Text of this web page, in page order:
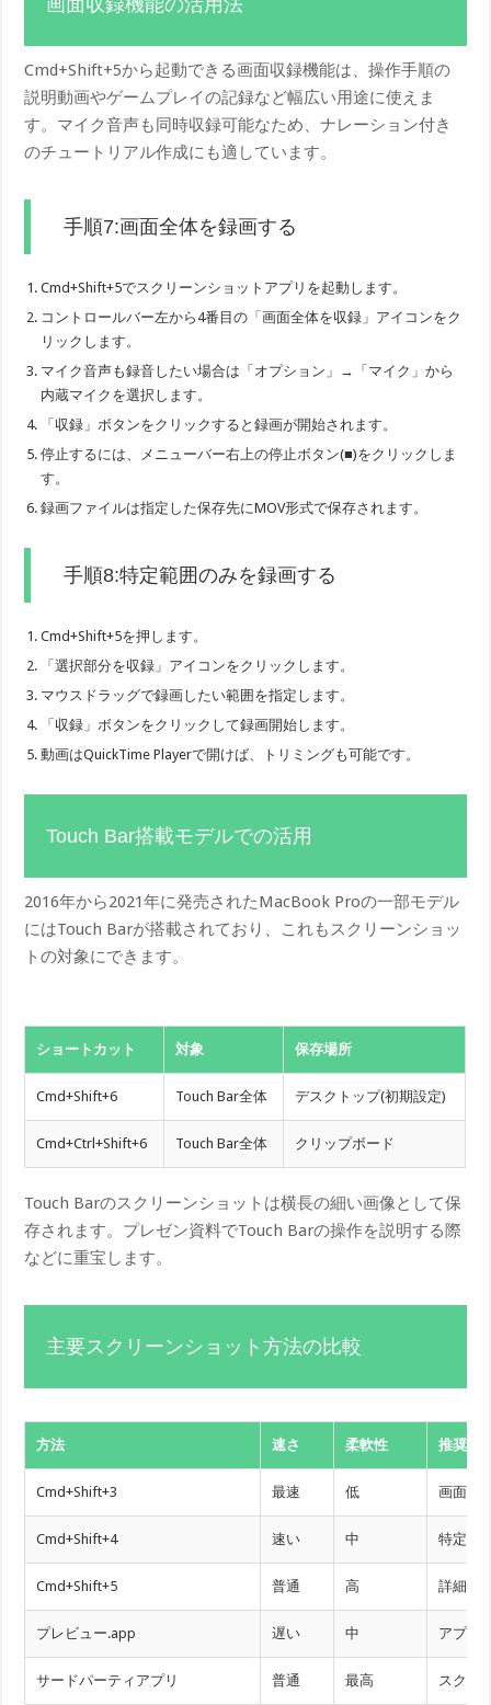
Cmd+Shift+5から起動できる画面収録機能は、操作手順の
説明動画やゲームプレイの記録など幅広い用途に使えま
す。マイク音声も同時収録可能なため、ナレーション付き
のチュートリアル作成にも適しています。
手順7:画面全体を録画する
Cmd+Shift+5でスクリーンショットアプリを起動します。
コントロールバー左から4番目の「画面全体を収録」アイコンをク
リックします。
マイク音声も録音したい場合は「オプション」→「マイク」から
内蔵マイクを選択します。
「収録」ボタンをクリックすると録画が開始されます。
停止するには、メニューバー右上の停止ボタン(■)をクリックしま
す。
録画ファイルは指定した保存先にMOV形式で保存されます。
手順8:特定範囲のみを録画する
Cmd+Shift+5を押します。
「選択部分を収録」アイコンをクリックします。
マウスドラッグで録画したい範囲を指定します。
「収録」ボタンをクリックして録画開始します。
動画はQuickTime Playerで開けば、トリミングも可能です。
Touch Bar搭載モデルでの活用
2016年から2021年に発売されたMacBook Proの一部モデル
にはTouch Barが搭載されており、これもスクリーンショッ
トの対象にできます。
ショートカット 対象 保存場所
Cmd+Shift+6 Touch Bar全体 デスクトップ(初期設定)
Cmd+Ctrl+Shift+6 Touch Bar全体 クリップボード
Touch Barのスクリーンショットは横長の細い画像として保
存されます。プレゼン資料でTouch Barの操作を説明する際
などに重宝します。
主要スクリーンショット方法の比較
方法 速さ 柔軟性 推奨用
Cmd+Shift+3 最速 低 画面全
Cmd+Shift+4 速い 中 特定範
Cmd+Shift+5 普通 高 詳細設
プレビュー.app 遅い 中 アプリ
サードパーティアプリ 普通 最高 スクロ